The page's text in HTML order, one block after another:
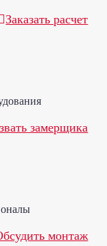
Заказать расчет
замерщика
монтаж